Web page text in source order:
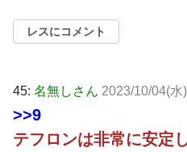
レスにコメント
45: 名無しさん 2023/10/04(
>>9
テフロンは非常に安定